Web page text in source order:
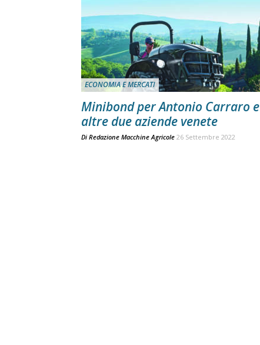
ECONOMIA E MERCATI
Minibond per Antonio Carraro e
altre due aziende venete
Di Redazione Macchine Agricole 26 Settembre 2022